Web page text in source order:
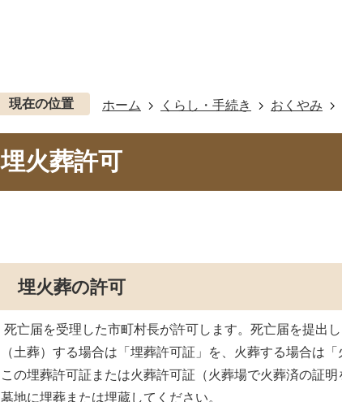
現在の位置 ホーム くらし・手続き おくやみ
埋火葬許可
埋火葬の許可
死亡届を受理した市町村長が許可します。死亡届を提出
（土葬）する場合は「埋葬許可証」を、火葬する場合は
この埋葬許可証または火葬許可証（火葬場で火葬済の証明
墓地に埋葬または埋蔵してください。